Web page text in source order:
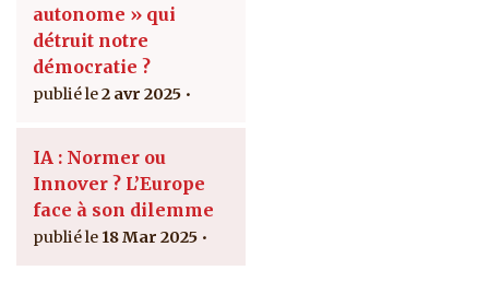
autonome » qui
détruit notre
démocratie ?
2 avr 2025
IA : Normer ou
Innover ? L’Europe
face à son dilemme
18 Mar 2025